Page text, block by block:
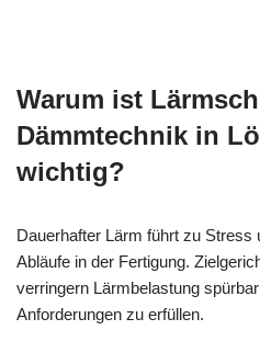
Warum ist
Dämmtechnik in
wichtig?
Dauerhafter Lärm führt zu Stress
Abläufe in der Fertigung.
verringern Lärmbelastung
Anforderungen zu erfüllen.